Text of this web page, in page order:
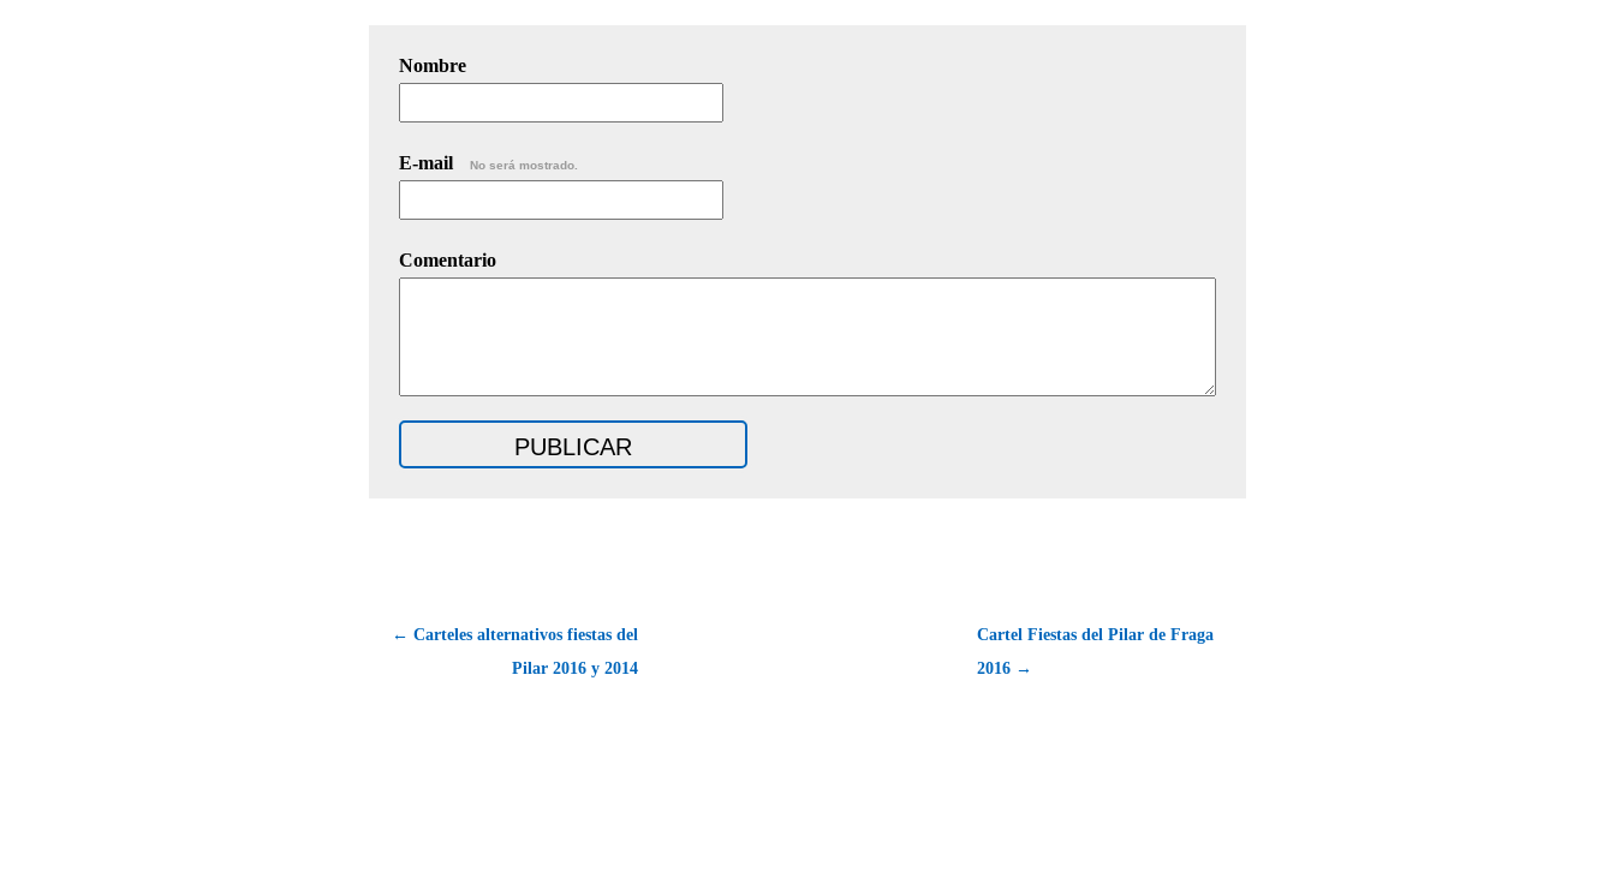
Nombre
E-mail No será mostrado.
Comentario
← Carteles alternativos fiestas del
Pilar 2016 y 2014
Cartel Fiestas del Pilar de Fraga
2016 →